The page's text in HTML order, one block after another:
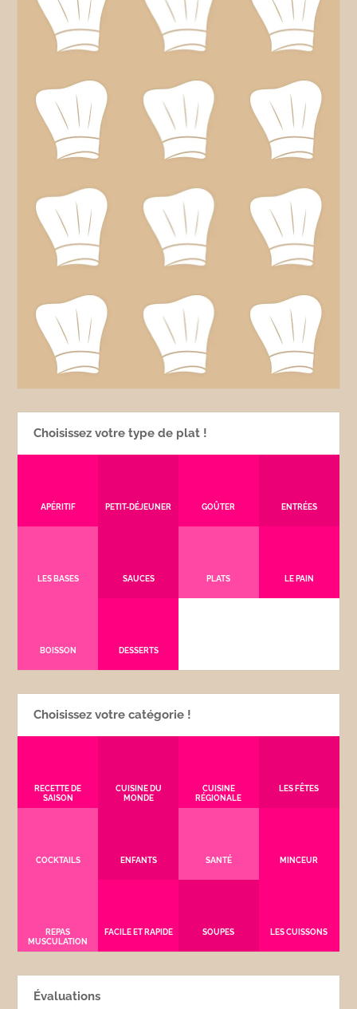
Choisissez votre type de plat !
APÉRITIF PETIT-DÉJEUNER GOÛTER ENTRÉES
LES BASES SAUCES PLATS LE PAIN
BOISSON DESSERTS
Choisissez votre catégorie !
RECETTE DE
SAISON
CUISINE DU
MONDE
CUISINE
RÉGIONALE
LES FÊTES
COCKTAILS ENFANTS SANTÉ MINCEUR
REPAS
MUSCULATION
FACILE ET RAPIDE SOUPES LES CUISSONS
Évaluations